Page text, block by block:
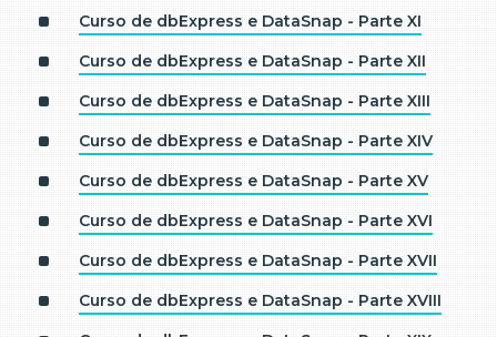
Curso de dbExpress e DataSnap - Parte XI
Curso de dbExpress e DataSnap - Parte XII
Curso de dbExpress e DataSnap - Parte XIII
Curso de dbExpress e DataSnap - Parte XIV
Curso de dbExpress e DataSnap - Parte XV
Curso de dbExpress e DataSnap - Parte XVI
Curso de dbExpress e DataSnap - Parte XVII
Curso de dbExpress e DataSnap - Parte XVIII